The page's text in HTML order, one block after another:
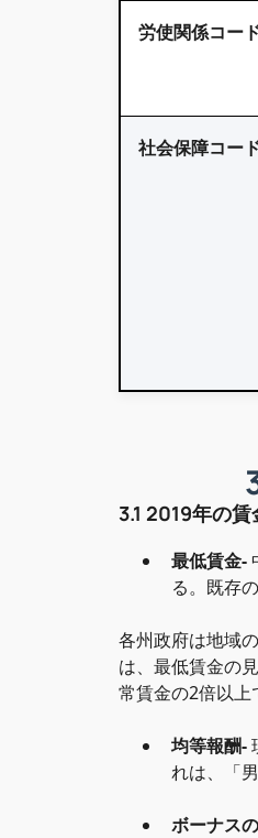
労使関係コー
社会保障コー
3.1 2019年の
最低賃金-
る。既存
各州政府は地域
は、最低賃金の
常賃金の2倍以上
均等報酬-
れは、「
ボーナス